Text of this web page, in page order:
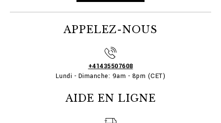
APPELEZ-NOUS
+41435507608
Lundi - Dimanche: 9am - 8pm (CET)
AIDE EN LIGNE